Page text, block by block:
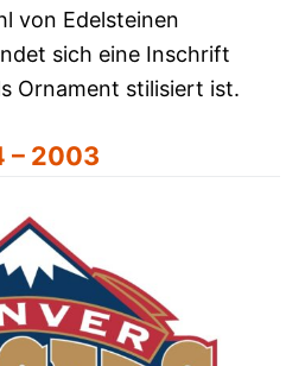
von Edelsteinen
sich eine Inschrift
Ornament stilisiert ist.
– 2003